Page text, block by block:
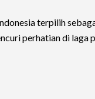
terpilih
perhatian di laga